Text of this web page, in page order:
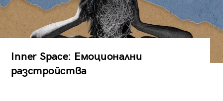
Inner Space: Емоционални
разстройства